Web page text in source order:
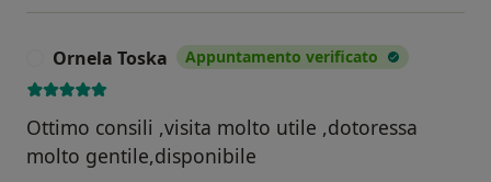
Ornela Toska Appuntamento verificato
Ottimo consili ,visita molto utile ,dotoressa
molto gentile,disponibile